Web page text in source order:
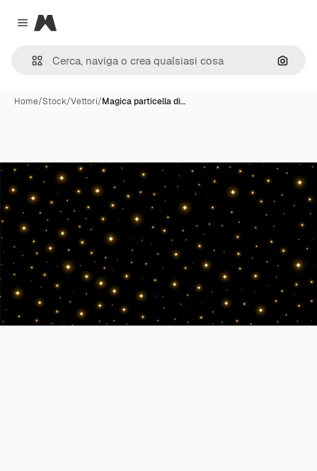
Close menu
Magnific
Cerca
Home/Stock/Vettori/Magica particella di…